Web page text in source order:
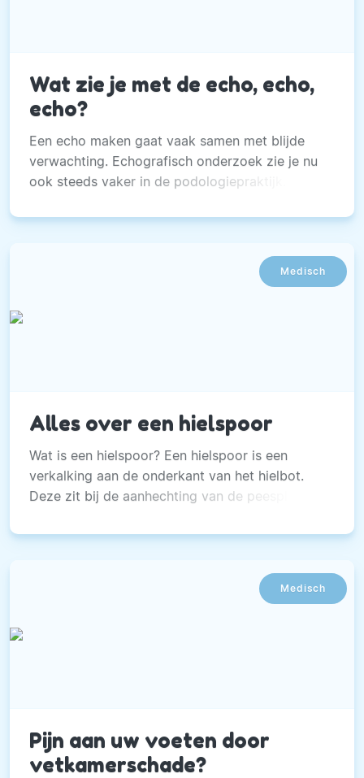
Wat zie je met de echo, echo,
echo?
Een echo maken gaat vaak samen met blijde
verwachting. Echografisch onderzoek zie je nu
ook steeds vaker in de podologiepraktijk.
Medisch
Alles over een hielspoor
Wat is een hielspoor? Een hielspoor is een
verkalking aan de onderkant van het hielbot.
Deze zit bij de aanhechting van de peesplaat
Medisch
Pijn aan uw voeten door
vetkamerschade?